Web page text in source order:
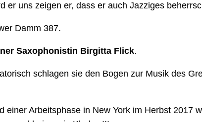
er uns zeigen er, dass er auch Jazziges
Damm 387.
Saxophonistin Birgitta Flick.
schlagen sie den Bogen zur Musik des
Arbeitsphase in New York im Herbst 2017